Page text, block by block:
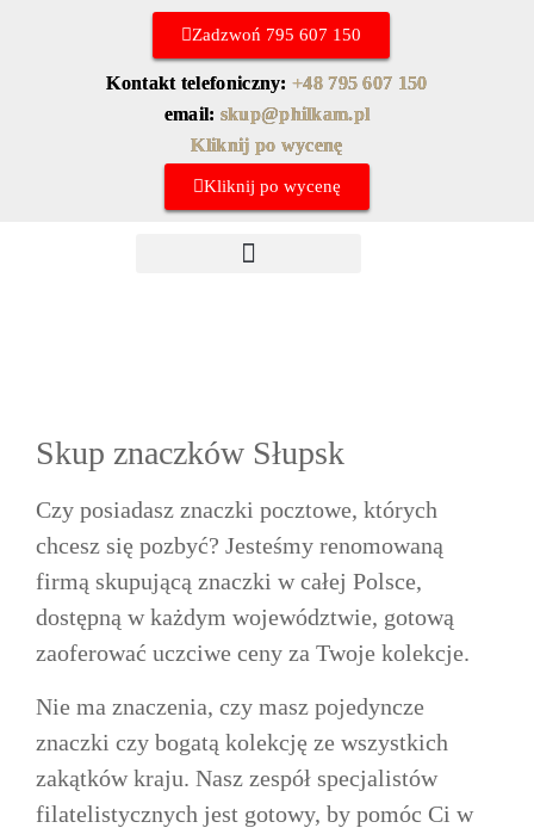
Zadzwoń 795 607 150
Kontakt telefoniczny:+48 795 607 150
email: skup@philkam.pl
Kliknij po wycenę
Kliknij po wycenę
Skup znaczków Słupsk
Czy posiadasz znaczki pocztowe, których
chcesz się pozbyć? Jesteśmy renomowaną
firmą skupującą znaczki w całej Polsce,
dostępną w każdym województwie, gotową
zaoferować uczciwe ceny za Twoje kolekcje.
Nie ma znaczenia, czy masz pojedyncze
znaczki czy bogatą kolekcję ze wszystkich
zakątków kraju. Nasz zespół specjalistów
filatelistycznych jest gotowy, by pomóc Ci w